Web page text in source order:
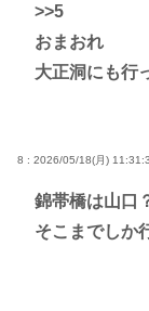
>>5
おまおれ
大正洞にも行
8 : 2026/05/18(月)
錦帯橋は山口
そこまでしか